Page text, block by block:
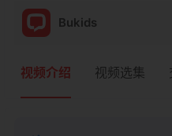
Bukids
视频介绍 视频选集